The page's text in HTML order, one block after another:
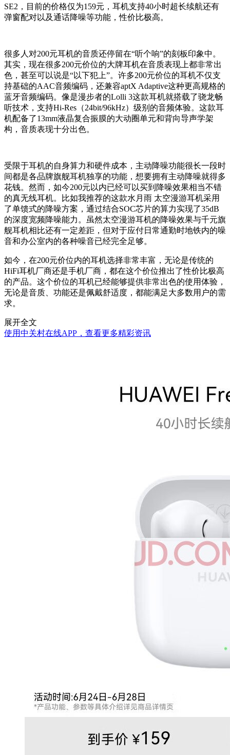
SE2，目前的价格仅为159元，耳机支持40小时超长续航还有
弹窗配对以及通话降噪等功能，性价比极高。
很多人对200元耳机的音质还停留在“听个响”的刻板印象中。
其实，现在很多200元价位的大牌耳机在音质表现上都非常出
色，甚至可以说是“以下犯上”。许多200元价位的耳机不仅支
持基础的AAC音频编码，还兼容aptX Adaptive这种更高规格的
蓝牙音频编码。像是漫步者的Lolli 3这款耳机就搭载了骁龙畅
听技术，支持Hi-Res（24bit/96kHz）级别的音频体验。这款耳
机配备了13mm液晶复合振膜的大动圈单元和背向导声学架
构，音质表现十分出色。
受限于耳机的自身算力和硬件成本，主动降噪功能很长一段时
间都是各品牌旗舰耳机独享的功能，想要拥有主动降噪就得多
花钱。然而，如今200元以内已经可以买到降噪效果相当不错
的真无线耳机。比如我推荐的这款水月雨 太空漫游耳机采用
了单馈式的降噪方案，通过结合SOC芯片的算力实现了35dB
的深度宽频降噪能力。虽然太空漫游耳机的降噪效果与千元旗
舰耳机相比还有一定差距，但对于应付日常通勤时地铁内的噪
音和办公室内的各种噪音已经完全足够。
如今，在200元价位内的耳机选择非常丰富，无论是传统的
HiFi耳机厂商还是手机厂商，都在这个价位推出了性价比极高
的产品。 这个价位的耳机已经能够提供非常出色的使用体验，
无论是音质、功能还是佩戴舒适度，都能满足大多数用户的需
求。
展开全文
使用中关村在线APP，查看更多精彩资讯